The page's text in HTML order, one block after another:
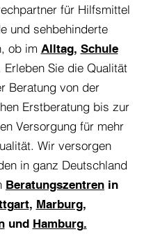
für Hilfsmittel
und sehbehinderte
ob im Alltag, Schule
Erleben Sie die Qualität
Beratung von der
Erstberatung bis zur
Versorgung für mehr
Wir versorgen
in ganz Deutschland
Beratungszentren in
, Marburg,
und Hamburg.